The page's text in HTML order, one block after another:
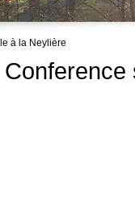
à la Neylière